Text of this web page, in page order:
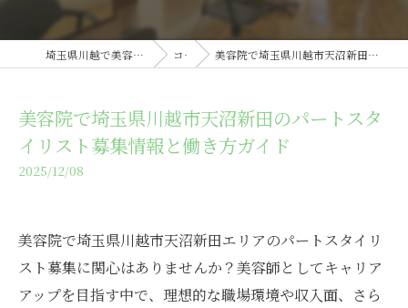
埼玉県川越で美容室の求人なら合同会社YDY コラム 美容院で埼玉県川越市天沼新田のパートスタイリスト募集情報と働き方ガイド
美容院で埼玉県川越市天沼新田のパートスタ
イリスト募集情報と働き方ガイド
2025/12/08
美容院で埼玉県川越市天沼新田エリアのパートスタイリ
スト募集に関心はありませんか？美容師としてキャリア
アップを目指す中で、理想的な職場環境や収入面、さら